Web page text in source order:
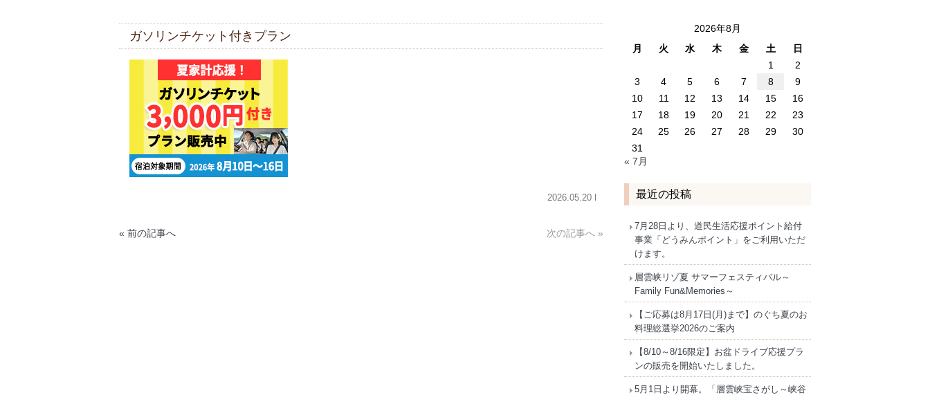
ガソリンチケット付きプラン
2026.05.20 l
« 前の記事へ 次の記事へ »
2026年8月
月
火 水 木 金 土
日
1
2
3
4 5 6 7 8
9
10
11 12 13 14 15
16
17
18 19 20 21 22
23
24
25 26 27 28 29
30
31
« 7月
最近の投稿
7月28日より、道民生活応援ポイント給付
事業「どうみんポイント」をご利用いただ
けます。
層雲峡リゾ夏 サマーフェスティバル～
Family Fun&Memories～
【ご応募は8月17日(月)まで】のぐち夏のお
料理総選挙2026のご案内
【8/10～8/16限定】お盆ドライブ応援プラ
ンの販売を開始いたしました。
5月1日より開幕。「層雲峡宝さがし～峡谷